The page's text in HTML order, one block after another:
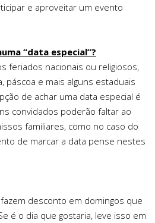
e aproveitar um evento
“data especial”?
feriados nacionais ou religiosos,
páscoa e mais alguns estaduais
de achar uma data especial é
convidados poderão faltar ao
familiares, como no caso do
de marcar a data pense nestes
desconto em domingos que
é o dia que gostaria, leve isso em